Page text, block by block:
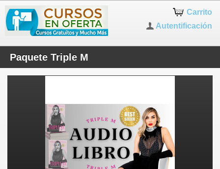
Carrito
Autentificación
Paquete Triple M